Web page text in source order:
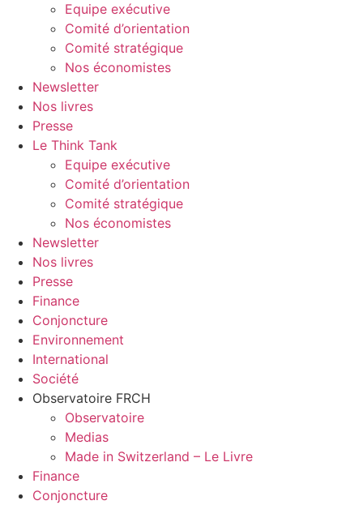
Equipe exécutive
Comité d’orientation
Comité stratégique
Nos économistes
Newsletter
Nos livres
Presse
Le Think Tank
Equipe exécutive
Comité d’orientation
Comité stratégique
Nos économistes
Newsletter
Nos livres
Presse
Finance
Conjoncture
Environnement
International
Société
Observatoire FRCH
Observatoire
Medias
Made in Switzerland – Le Livre
Finance
Conjoncture